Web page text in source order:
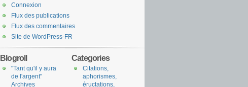
Connexion
Flux des publications
Flux des commentaires
Site de WordPress-FR
Categories
Citations,
aphorismes,
éructations,
Blogroll
"Tant qu'il y aura
de l'argent"
Archives